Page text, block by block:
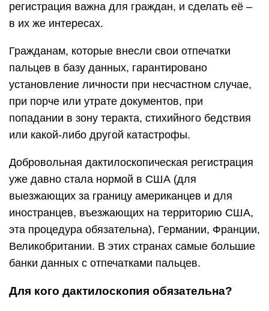
регистрация важна для граждан, и сделать её –
в их же интересах.
Гражданам, которые внесли свои отпечатки
пальцев в базу данных, гарантировано
установление личности при несчастном случае,
при порче или утрате документов, при
попадании в зону теракта, стихийного бедствия
или какой-либо другой катастрофы.
Добровольная дактилоскопическая регистрация
уже давно стала нормой в США (для
выезжающих за границу американцев и для
иностранцев, въезжающих на территорию США,
эта процедура обязательна), Германии, Франции,
Великобритании. В этих странах самые большие
банки данных с отпечатками пальцев.
Для кого дактилоскопия обязательна?